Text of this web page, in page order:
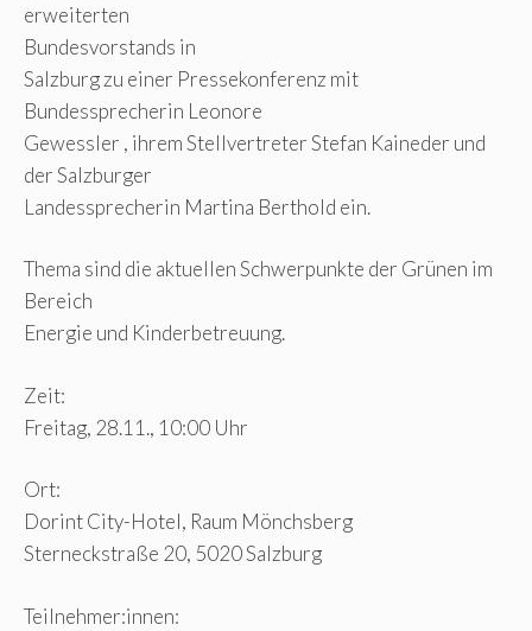
erweiterten
Bundesvorstands in
Salzburg zu einer Pressekonferenz mit
Bundessprecherin Leonore
Gewessler , ihrem Stellvertreter Stefan Kaineder und
der Salzburger
Landessprecherin Martina Berthold ein.
Thema sind die aktuellen Schwerpunkte der Grünen im
Bereich
Energie und Kinderbetreuung.
Zeit:
Freitag, 28.11., 10:00 Uhr
Ort:
Dorint City-Hotel, Raum Mönchsberg
Sterneckstraße 20, 5020 Salzburg
Teilnehmer:innen: